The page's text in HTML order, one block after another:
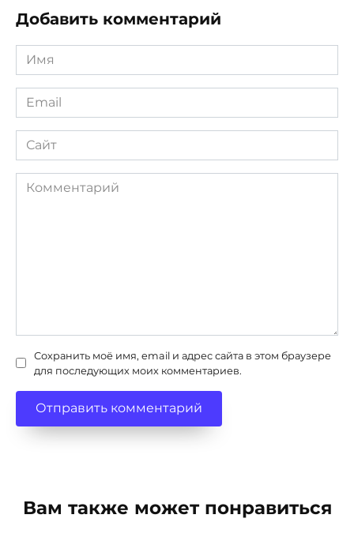
Добавить комментарий
Имя
*
Email
*
Сайт
Комментарий
Сохранить моё имя, email и адрес сайта в этом браузере
для последующих моих комментариев.
Вам также может понравиться